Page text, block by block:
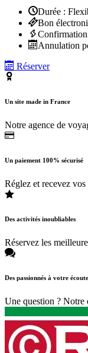
Durée :
Bon
Annulation
Réserver
Un site made in France
Notre agence de
Un paiement 100% sécurisé
Réglez et recevez
Des activités inoubliables
Réservez les
Des passionnés à votre écoute
Une question ? Notre